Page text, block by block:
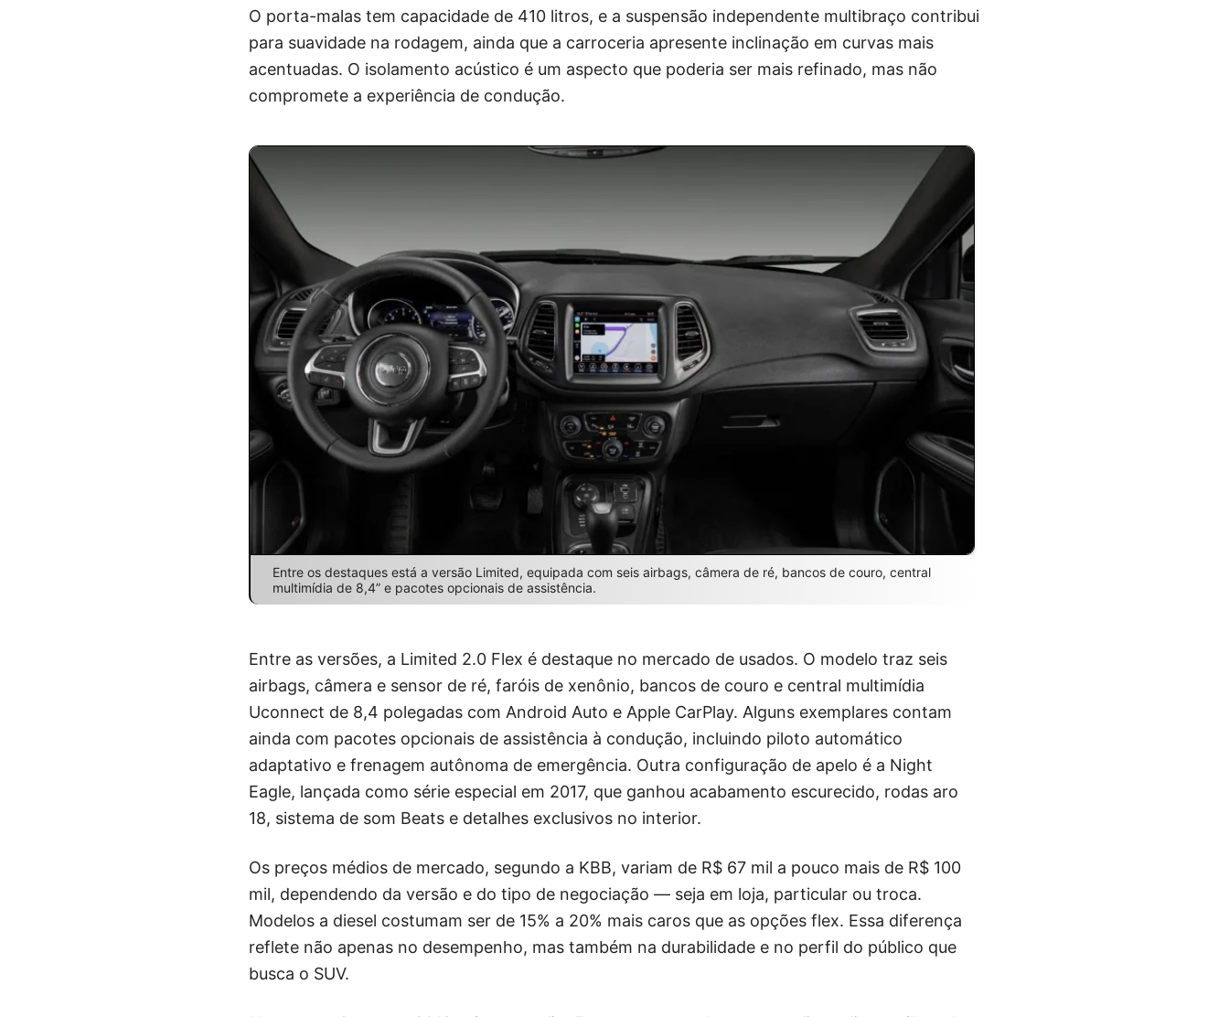
O porta-malas tem capacidade de 410 litros, e a suspensão independente multibraço contribui
para suavidade na rodagem, ainda que a carroceria apresente inclinação em curvas mais
acentuadas. O isolamento acústico é um aspecto que poderia ser mais refinado, mas não
compromete a experiência de condução.
Entre os destaques está a versão Limited, equipada com seis airbags, câmera de ré, bancos de couro, central
multimídia de 8,4” e pacotes opcionais de assistência.
Entre as versões, a Limited 2.0 Flex é destaque no mercado de usados. O modelo traz seis
airbags, câmera e sensor de ré, faróis de xenônio, bancos de couro e central multimídia
Uconnect de 8,4 polegadas com Android Auto e Apple CarPlay. Alguns exemplares contam
ainda com pacotes opcionais de assistência à condução, incluindo piloto automático
adaptativo e frenagem autônoma de emergência. Outra configuração de apelo é a Night
Eagle, lançada como série especial em 2017, que ganhou acabamento escurecido, rodas aro
18, sistema de som Beats e detalhes exclusivos no interior.
Os preços médios de mercado, segundo a KBB, variam de R$ 67 mil a pouco mais de R$ 100
mil, dependendo da versão e do tipo de negociação — seja em loja, particular ou troca.
Modelos a diesel costumam ser de 15% a 20% mais caros que as opções flex. Essa diferença
reflete não apenas no desempenho, mas também na durabilidade e no perfil do público que
busca o SUV.